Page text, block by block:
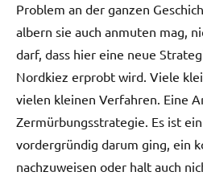
Problem an der ganzen
albern sie auch anmuten mag,
darf, dass hier eine neue
Nordkiez erprobt wird. Viele
vielen kleinen Verfahren. Eine
Zermürbungsstrategie. Es ist
vordergründig darum ging, ein
nachzuweisen oder halt auch